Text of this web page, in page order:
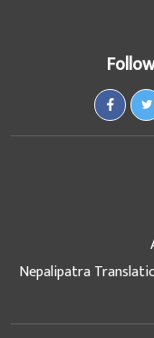
Nepalipatra